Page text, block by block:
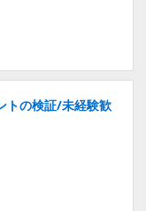
トの検証/未経験歓